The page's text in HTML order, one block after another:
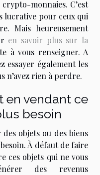
monnaies. C’est
lucrative pour ceux qui
Mais heureusement
en savoir plus sur la
à vous renseigner. A
essayer également les
n’avez rien à perdre.
en vendant ce
besoin
objets ou des biens
À défaut de faire
ces objets qui ne vous
des revenus